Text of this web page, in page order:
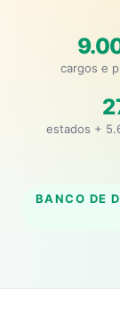
cargos e
estados +
BANCO DE